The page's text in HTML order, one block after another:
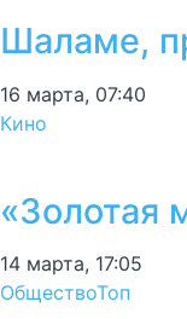
Шаламе,
16 марта, 07:40
Кино
«Золотая
14 марта, 17:05
ОбществоТоп